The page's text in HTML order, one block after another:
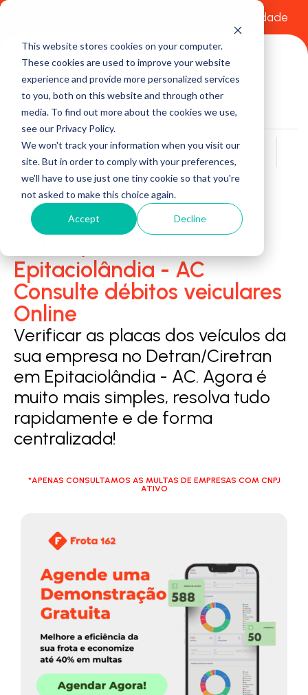
This website stores cookies on your computer.
These cookies are used to improve your website
experience and provide more personalized services
to you, both on this website and through other
media. To find out more about the cookies we use,
see our Privacy Policy.
We won't track your information when you visit our
site. But in order to comply with your preferences,
we'll have to use just one tiny cookie so that you're
not asked to make this choice again.
Accept Decline
Política de Privacidade
Buscar
Epitaciolândia - AC
Consulte débitos veiculares
Online
Verificar as placas dos veículos da
sua empresa no Detran/Ciretran
em Epitaciolândia - AC. Agora é
muito mais simples, resolva tudo
rapidamente e de forma
centralizada!
*APENAS CONSULTAMOS AS MULTAS DE EMPRESAS COM CNPJ
ATIVO